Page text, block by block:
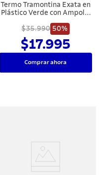
Termo Tramontina Exata en
Plástico Verde con Ampolla
$35.990 50%
$17.995
Comprar ahora